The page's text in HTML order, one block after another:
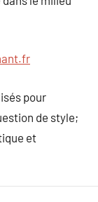
pour
de style;
et